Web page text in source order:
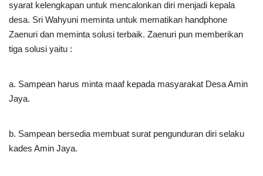
syarat kelengkapan untuk mencalonkan diri menjadi kepala
desa. Sri Wahyuni meminta untuk mematikan handphone
Zaenuri dan meminta solusi terbaik. Zaenuri pun memberikan
tiga solusi yaitu :
a. Sampean harus minta maaf kepada masyarakat Desa Amin
Jaya.
b. Sampean bersedia membuat surat pengunduran diri selaku
kades Amin Jaya.